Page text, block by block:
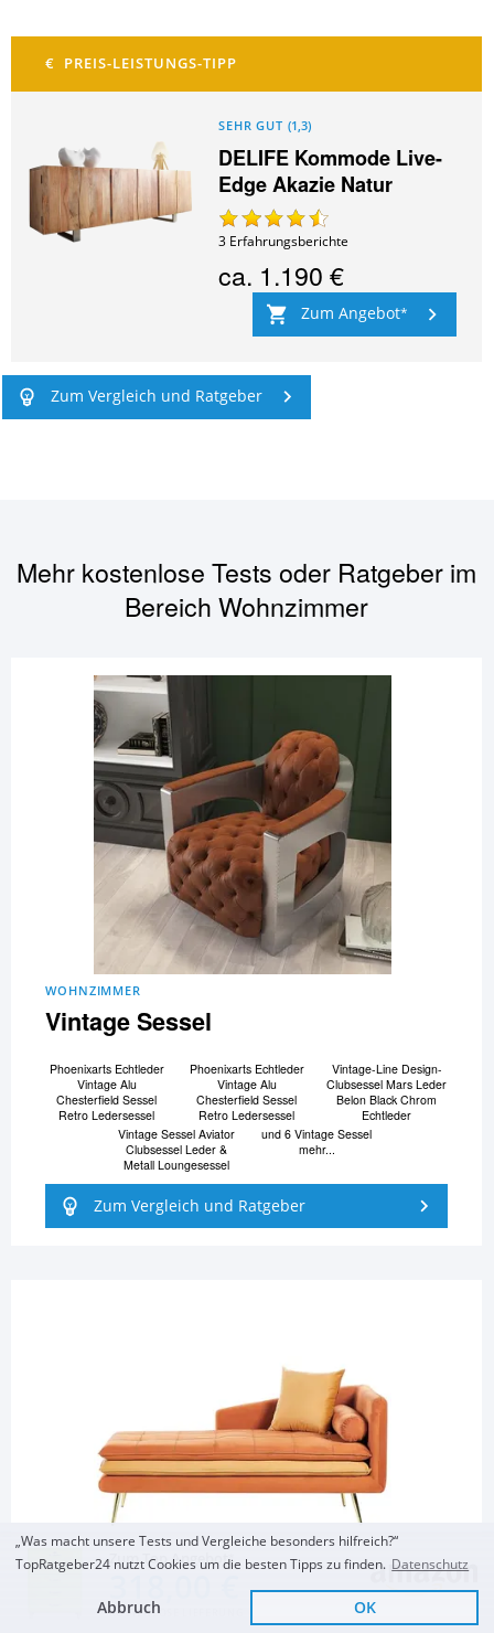
Zum Top Angebot
KOSTENLOSE LIEFERUNG
SEHR GUT (1,3)
DELIFE Kommode Live-
Edge Akazie Natur
3 Erfahrungsberichte
ca. 1.190 €
Zum Angebot
Zum Vergleich und Ratgeber
Mehr kostenlose Tests oder Ratgeber im
BereichWohnzimmer
WOHNZIMMER
Vintage Sessel
Phoenixarts Echtleder
Vintage Alu
Chesterfield Sessel
Retro Ledersessel
Phoenixarts Echtleder
Vintage Alu
Chesterfield Sessel
Retro Ledersessel
Vintage-Line Design-
Clubsessel Mars Leder
Belon Black Chrom
Echtleder
Vintage Sessel Aviator
Clubsessel Leder &
Metall Loungesessel
und 6 Vintage Sessel
mehr...
Zum Vergleich und Ratgeber
WOHNZIMMER
„Was macht unsere Tests und Vergleiche besonders hilfreich?“
TopRatgeber24 nutzt Cookies um die besten Tipps zu finden. Datenschutz
Abbruch OK